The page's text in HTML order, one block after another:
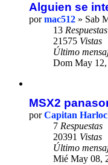
Alguien se
pormac512 » Sab
13 Respuestas
21575 Vistas
Último
Dom May
MSX2
porCapitan
7 Respuestas
20391 Vistas
Último
Mié May 08,